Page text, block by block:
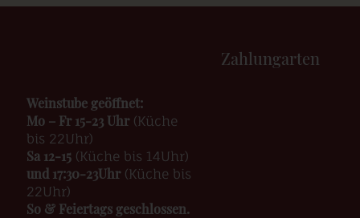
Weinstube geöffnet:
Mo – Fr 15-23 Uhr(Küche
bis 22Uhr)
Sa 12-15(Küche bis 14Uhr)
und 17:30-23Uhr(Küche bis
22Uhr)
So & Feiertags geschlossen.
Zahlungarten